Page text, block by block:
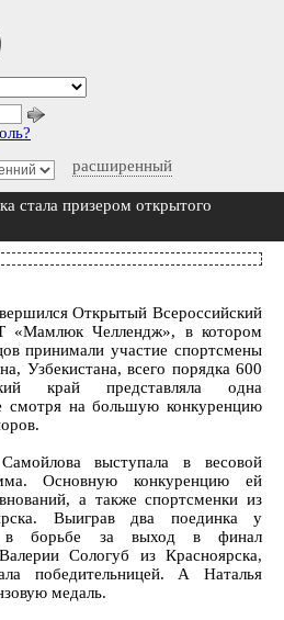
расширенный
стала призером открытого
Открытый Всероссийский
«Мамлюк Челлендж», в котором
принимали участие спортсмены
Узбекистана, всего порядка 600
край представляла одна
смотря на большую конкуренцию
выступала в весовой
Основную конкуренцию ей
а также спортсменки из
Выиграв два поединка у
в борьбе за выход в финал
Сологуб из Красноярска,
победительницей. А Наталья
медаль.